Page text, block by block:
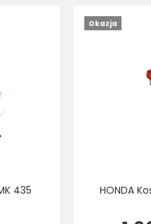
435
Okazja
HONDA